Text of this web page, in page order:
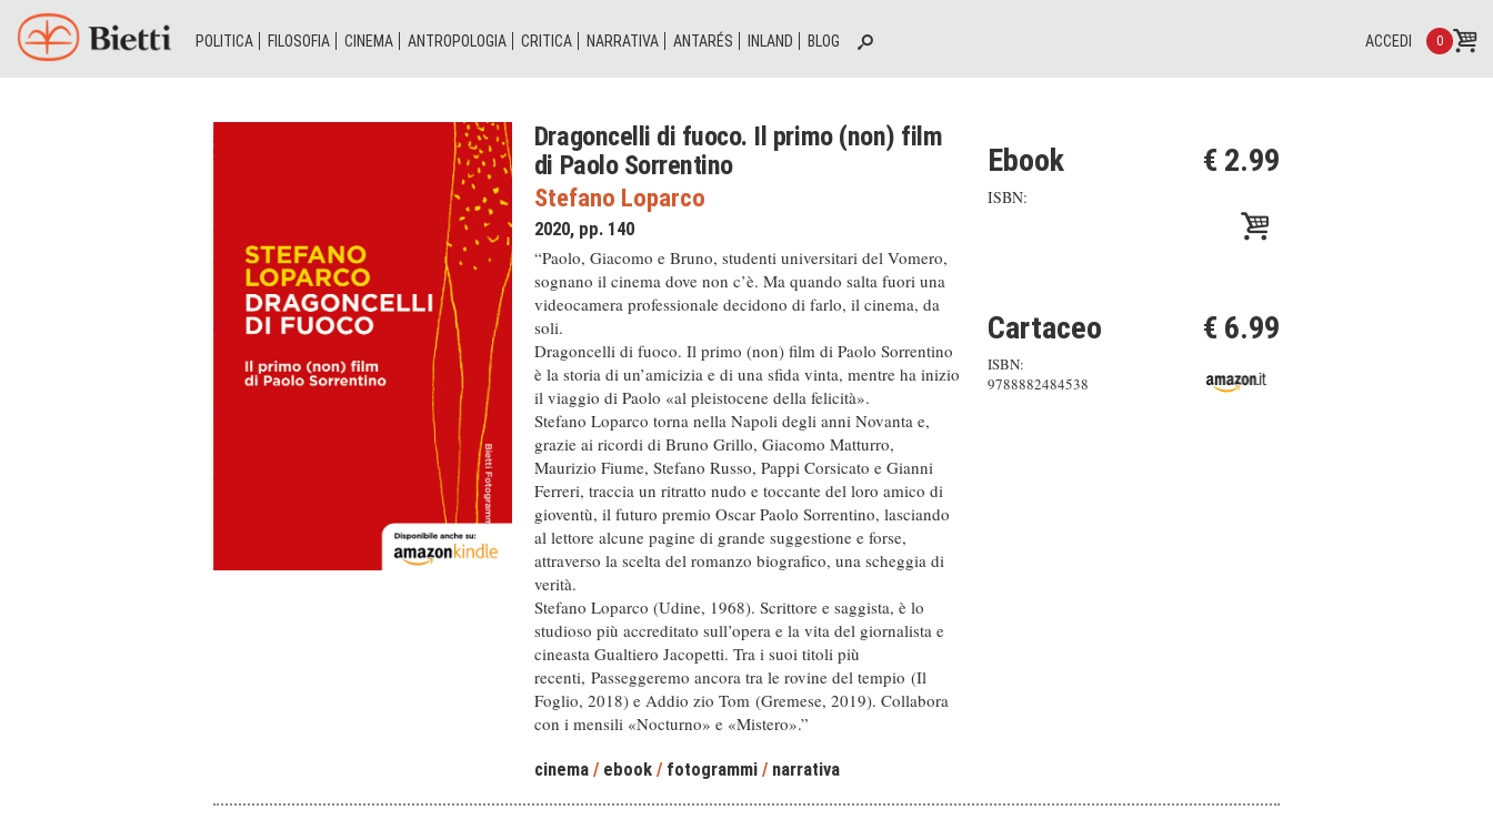
POLITICA FILOSOFIA CINEMA ANTROPOLOGIA CRITICA NARRATIVA ANTARÉS INLAND BLOG 0
ACCEDI
Dragoncelli di fuoco. Il primo (non) film
di Paolo Sorrentino
Stefano Loparco
2020, pp. 140
“Paolo, Giacomo e Bruno, studenti universitari del Vomero,
sognano il cinema dove non c’è. Ma quando salta fuori una
videocamera professionale decidono di farlo, il cinema, da
soli.
Dragoncelli di fuoco. Il primo (non) film di Paolo Sorrentino
è la storia di un’amicizia e di una sfida vinta, mentre ha inizio
il viaggio di Paolo «al pleistocene della felicità».
Stefano Loparco torna nella Napoli degli anni Novanta e,
grazie ai ricordi di Bruno Grillo, Giacomo Matturro,
Maurizio Fiume, Stefano Russo, Pappi Corsicato e Gianni
Ferreri, traccia un ritratto nudo e toccante del loro amico di
gioventù, il futuro premio Oscar Paolo Sorrentino, lasciando
al lettore alcune pagine di grande suggestione e forse,
attraverso la scelta del romanzo biografico, una scheggia di
verità.
Stefano Loparco (Udine, 1968). Scrittore e saggista, è lo
studioso più accreditato sull’opera e la vita del giornalista e
cineasta Gualtiero Jacopetti. Tra i suoi titoli più
recenti, Passeggeremo ancora tra le rovine del tempio (Il
Foglio, 2018) e Addio zio Tom (Gremese, 2019). Collabora
con i mensili «Nocturno» e «Mistero».”
cinema / ebook / fotogrammi / narrativa
Ebook
ISBN:
€ 2.99
Cartaceo
ISBN:
9788882484538
€ 6.99